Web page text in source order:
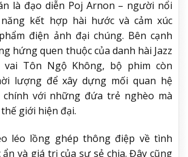
là đạo diễn Poj Arnon – người nổi
kết hợp hài hước và cảm xúc
điện ảnh đại chúng. Bên cạnh
hứng quen thuộc của danh hài Jazz
vai Tôn Ngộ Không, bộ phim còn
lượng để xây dựng mối quan hệ
với những đứa trẻ nghèo mà
giới hiện đại.
léo lồng ghép thông điệp về tình
và giá trị của sự sẻ chia. Đây cũng